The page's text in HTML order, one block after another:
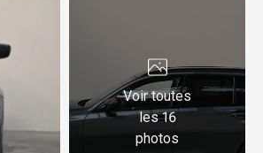
Voir toutes
les 16
photos